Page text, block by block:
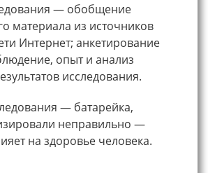
— обобщение
материала из источников
Интернет; анкетирование
опыт и анализ
исследования.
— батарейка,
неправильно —
на здоровье человека.